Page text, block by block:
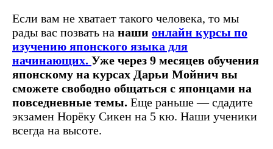
Если вам не хватает такого человека, то мы
рады вас позвать на наши онлайн курсы по
изучению японского языка для
начинающих. Уже через 9 месяцев обучения
японскому на курсах Дарьи Мойнич вы
сможете свободно общаться с японцами на
повседневные темы. Еще раньше — сдадите
экзамен Норёку Сикен на 5 кю. Наши ученики
всегда на высоте.